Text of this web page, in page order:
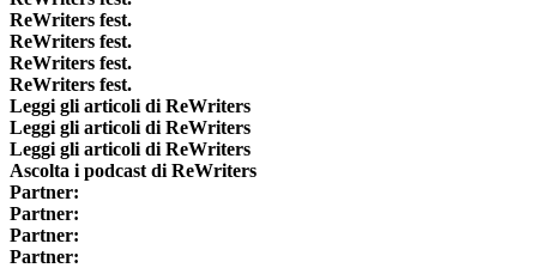
ReWriters fest.
ReWriters fest.
ReWriters fest.
ReWriters fest.
Leggi gli articoli di ReWriters
Leggi gli articoli di ReWriters
Leggi gli articoli di ReWriters
Ascolta i podcast di ReWriters
Partner:
Partner:
Partner:
Partner: